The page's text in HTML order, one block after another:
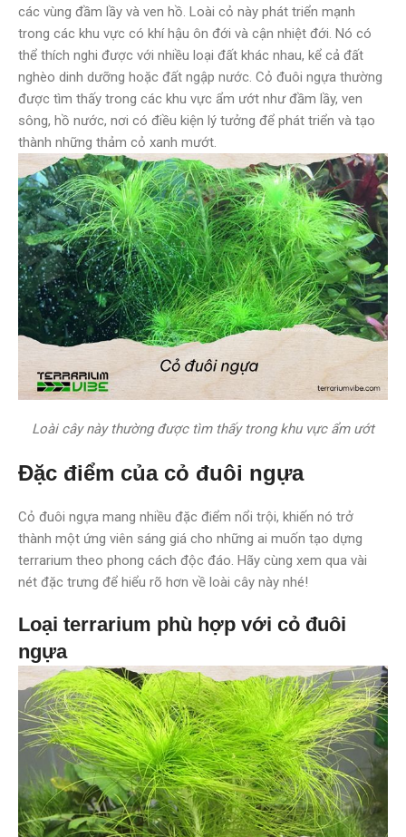
các vùng đầm lầy và ven hồ. Loài cỏ này phát triển mạnh
trong các khu vực có khí hậu ôn đới và cận nhiệt đới. Nó có
thể thích nghi được với nhiều loại đất khác nhau, kể cả đất
nghèo dinh dưỡng hoặc đất ngập nước. Cỏ đuôi ngựa thường
được tìm thấy trong các khu vực ẩm ướt như đầm lầy, ven
sông, hồ nước, nơi có điều kiện lý tưởng để phát triển và tạo
thành những thảm cỏ xanh mướt.
Loài cây này thường được tìm thấy trong khu vực ẩm ướt
Đặc điểm của cỏ đuôi ngựa
Cỏ đuôi ngựa mang nhiều đặc điểm nổi trội, khiến nó trở
thành một ứng viên sáng giá cho những ai muốn tạo dựng
terrarium theo phong cách độc đáo. Hãy cùng xem qua vài
nét đặc trưng để hiểu rõ hơn về loài cây này nhé!
Loại terrarium phù hợp với cỏ đuôi
ngựa